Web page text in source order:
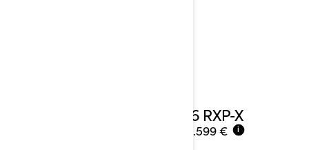
2026 RXP-X
26.599 € i